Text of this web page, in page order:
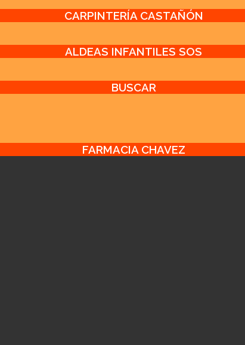
CARPINTERÍA CASTAÑÓN
ALDEAS INFANTILES SOS
BUSCAR
FARMACIA CHAVEZ